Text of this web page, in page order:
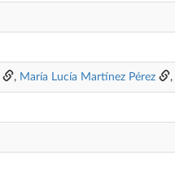
, María Lucía Martínez Pérez ,